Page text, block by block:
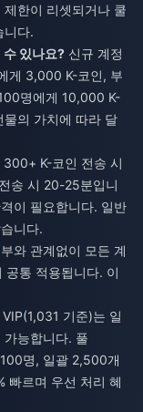
한이 리셋되거나 쿨
니다.
있나요? 신규 계정
게 3,000 K-코인, 부
명에게 10,000 K-
물의 가치에 따라 달
300+ K-코인 전송 시
송 시 20-25분입니
이 필요합니다. 일반
니다.
와 관계없이 모든 계
통 적용됩니다. 이
VIP(1,031 기준)는 일
능합니다. 풀
명, 일괄 2,500개
빠르며 우선 처리 혜